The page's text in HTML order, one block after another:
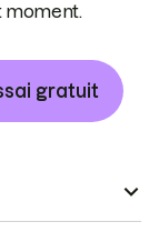
moment.
gratuit